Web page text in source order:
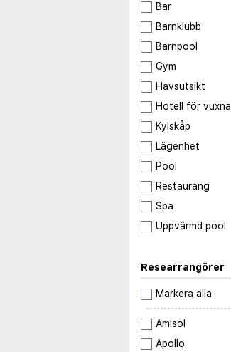
Bar
Barnklubb
Barnpool
Gym
Havsutsikt
Hotell för vuxna
Kylskåp
Lägenhet
Pool
Restaurang
Spa
Uppvärmd pool
Researrangörer
Markera alla
Amisol
Apollo